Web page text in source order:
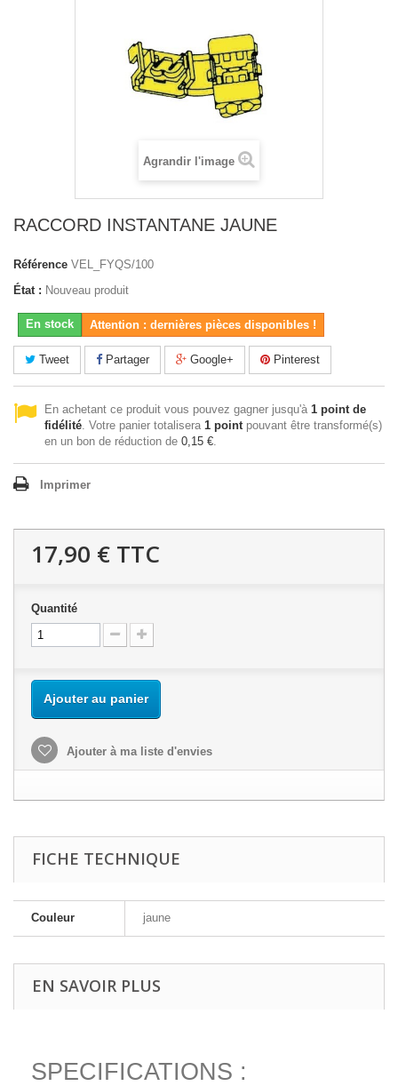
Agrandir l'image
RACCORD INSTANTANE JAUNE
Référence VEL_FYQS/100
État : Nouveau produit
En stock Attention : dernières pièces disponibles !
Tweet Partager Google+ Pinterest
En achetant ce produit vous pouvez gagner jusqu'à 1 point de
fidélité. Votre panier totalisera 1 pointpouvant être transformé(s)
en un bon de réduction de 0,15 €.
Imprimer
17,90 € TTC
Quantité
Ajouter au panier
Ajouter à ma liste d'envies
FICHE TECHNIQUE
Couleur jaune
EN SAVOIR PLUS
SPECIFICATIONS :